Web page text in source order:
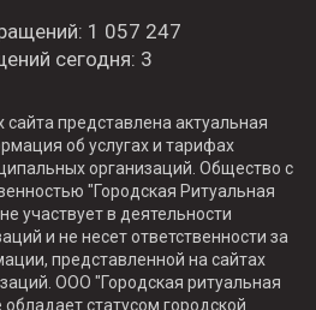
1 057 247
сегодня: 3
сайта представлена актуальная
об услугах и тарифах
организаций. Общество с
"Городская Ритуальная
участвует в деятельности
и не несет ответственности за
представленной на сайтах
ООО "Городская ритуальная
статусом городской